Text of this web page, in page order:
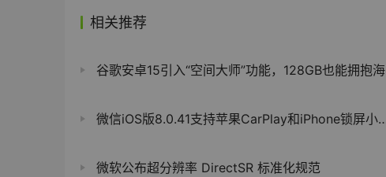
相关推荐
谷歌安卓15引入“空间大师”功能，128GB也能拥抱海量应用
微信iOS版8.0.41支持苹果CarPlay和iPhone锁屏小组件
微软公布超分辨率 DirectSR 标准化规范